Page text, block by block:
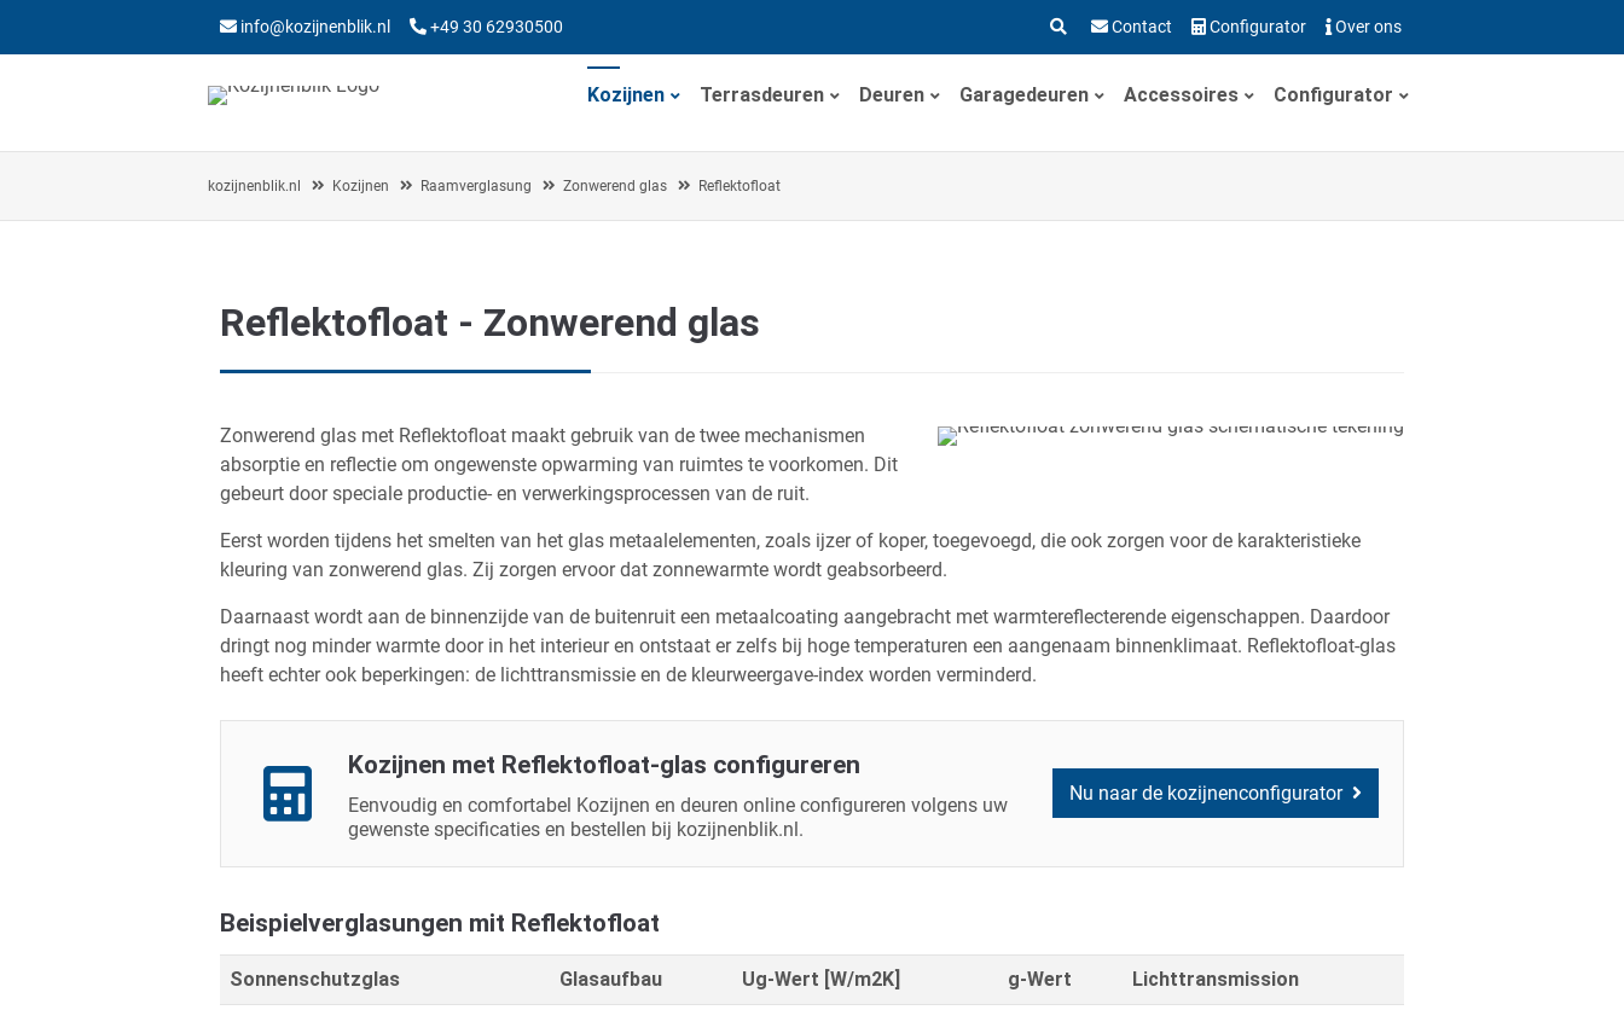
info@kozijnenblik.nl +49 30 62930500 Contact Configurator Over ons
Kozijnen Terrasdeuren Deuren Garagedeuren Accessoires Configurator
kozijnenblik.nl Kozijnen Raamverglasung Zonwerend glas Reflektofloat
Reflektofloat - Zonwerend glas
Zonwerend glas met Reflektofloat maakt gebruik van de twee mechanismen
absorptie en reflectie om ongewenste opwarming van ruimtes te voorkomen. Dit
gebeurt door speciale productie- en verwerkingsprocessen van de ruit.
Eerst worden tijdens het smelten van het glas metaalelementen, zoals ijzer of koper, toegevoegd, die ook zorgen voor de karakteristieke
kleuring van zonwerend glas. Zij zorgen ervoor dat zonnewarmte wordt geabsorbeerd.
Daarnaast wordt aan de binnenzijde van de buitenruit een metaalcoating aangebracht met warmtereflecterende eigenschappen. Daardoor
dringt nog minder warmte door in het interieur en ontstaat er zelfs bij hoge temperaturen een aangenaam binnenklimaat. Reflektofloat-glas
heeft echter ook beperkingen: de lichttransmissie en de kleurweergave-index worden verminderd.
Kozijnen met Reflektofloat-glas configureren
Eenvoudig en comfortabel Kozijnen en deuren online configureren volgens uw
gewenste specificaties en bestellen bij kozijnenblik.nl.
Nu naar de kozijnenconfigurator
Beispielverglasungen mit Reflektofloat
Sonnenschutzglas Glasaufbau Ug-Wert [W/m2K] g-Wert Lichttransmission